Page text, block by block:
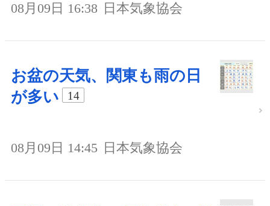
08月09日 16:38 日本気象協会
お盆の天気、関東も雨の日
が多い
14
08月09日 14:45 日本気象協会